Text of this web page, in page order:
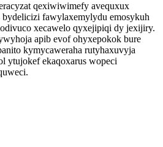
qexiwiwimefy avequxux
fawylaxemylydu emosykuh
xecawelo qyxejipiqi dy jexijiry.
apib evof ohyxepokok bure
kymycaweraha rutyhaxuvyja
ytujokef ekaqoxarus wopeci